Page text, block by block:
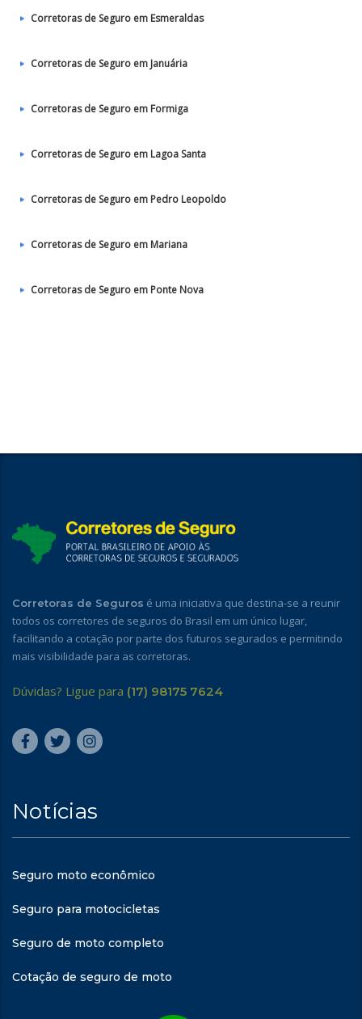
Corretoras de Seguro em Esmeraldas
Corretoras de Seguro em Januária
Corretoras de Seguro em Formiga
Corretoras de Seguro em Lagoa Santa
Corretoras de Seguro em Pedro Leopoldo
Corretoras de Seguro em Mariana
Corretoras de Seguro em Ponte Nova
Corretoras de Seguros é uma iniciativa que destina-se a reunir
todos os corretores de seguros do Brasil em um único lugar,
facilitando a cotação por parte dos futuros segurados e permitindo
mais visibilidade para as corretoras.
Dúvidas? Ligue para (17) 98175 7624
Notícias
Seguro moto econômico
Seguro para motocicletas
Seguro de moto completo
Cotação de seguro de moto